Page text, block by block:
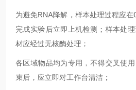
为避免RNA降解，样本处理过程应
完成实验后立即上机检测；样本处
材应经过无核酶处理；
各区域物品均为专用，不得交叉使
束后，应立即对工作台清洁；